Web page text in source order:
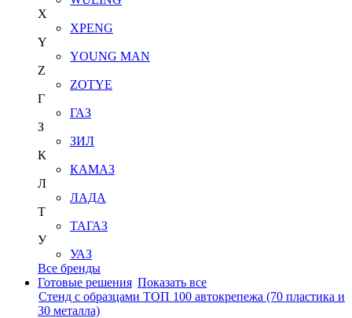
X
XPENG
Y
YOUNG MAN
Z
ZOTYE
Г
ГАЗ
З
ЗИЛ
К
КАМАЗ
Л
ЛАДА
Т
ТАГАЗ
У
УАЗ
Все бренды
Готовые решения Показать все
Стенд с образцами ТОП 100 автокрепежа (70 пластика и
30 металла)